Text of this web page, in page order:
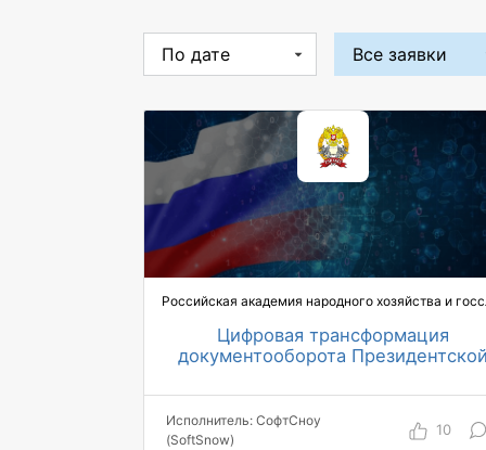
договорную
работу ритейлера.
Благодаря
проекту обмен
документами
с контрагентами
ускорился на 70%.
Цифровая трансформация
документооборота Президентской
Москве и региональных филиалах
Академии подключено к системе
Исполнитель: СофтСноу
(SoftSnow)
10